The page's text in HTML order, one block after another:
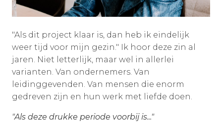
"Als dit project klaar is, dan heb ik eindelijk
weer tijd voor mijn gezin." Ik hoor deze zin al
jaren. Niet letterlijk, maar wel in allerlei
varianten. Van ondernemers. Van
leidinggevenden. Van mensen die enorm
gedreven zijn en hun werk met liefde doen.
"Als deze drukke periode voorbij is..."